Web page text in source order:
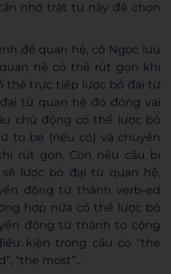
nhớ trật tự này để chọn
đề quan hệ, cô Ngọc lưu
hệ có thể rút gọn khi
thể trực tiếp lược bỏ đại từ
từ quan hệ đó đóng vai
chủ động có thể lược bỏ
to be (nếu có) và chuyển
rút gọn. Còn nếu câu bị
lược bỏ đại từ quan hệ,
động từ thành verb-ed
hợp nữa có thể lược bỏ
động từ thành to cộng
kiện trong câu có “the
“the most”…